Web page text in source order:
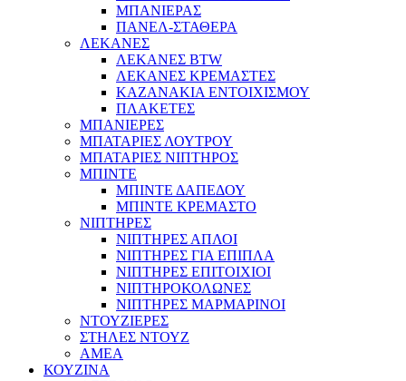
ΜΠΑΝΙΕΡΑΣ
ΠΑΝΕΛ-ΣΤΑΘΕΡΑ
ΛΕΚΑΝΕΣ
ΛΕΚΑΝΕΣ BTW
ΛΕΚΑΝΕΣ ΚΡΕΜΑΣΤΕΣ
ΚΑΖΑΝΑΚΙΑ ΕΝΤΟΙΧΙΣΜΟΥ
ΠΛΑΚΕΤΕΣ
ΜΠΑΝΙΕΡΕΣ
ΜΠΑΤΑΡΙΕΣ ΛΟΥΤΡΟΥ
ΜΠΑΤΑΡΙΕΣ ΝΙΠΤΗΡΟΣ
ΜΠΙΝΤΕ
ΜΠΙΝΤΕ ΔΑΠΕΔΟΥ
ΜΠΙΝΤΕ ΚΡΕΜΑΣΤΟ
ΝΙΠΤΗΡΕΣ
ΝΙΠΤΗΡΕΣ ΑΠΛΟΙ
ΝΙΠΤΗΡΕΣ ΓΙΑ ΕΠΙΠΛΑ
ΝΙΠΤΗΡΕΣ ΕΠΙΤΟΙΧΙΟΙ
ΝΙΠΤΗΡΟΚΟΛΩΝΕΣ
ΝΙΠΤΗΡΕΣ ΜΑΡΜΑΡΙΝΟΙ
ΝΤΟΥΖΙΕΡΕΣ
ΣΤΗΛΕΣ ΝΤΟΥΖ
ΑΜΕΑ
ΚΟΥΖΙΝΑ